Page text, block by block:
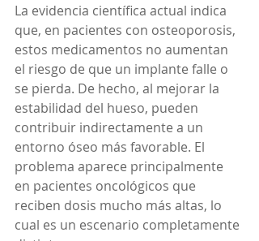
La evidencia científica actual indica
que, en pacientes con osteoporosis,
estos medicamentos no aumentan
el riesgo de que un implante falle o
se pierda. De hecho, al mejorar la
estabilidad del hueso, pueden
contribuir indirectamente a un
entorno óseo más favorable. El
problema aparece principalmente
en pacientes oncológicos que
reciben dosis mucho más altas, lo
cual es un escenario completamente